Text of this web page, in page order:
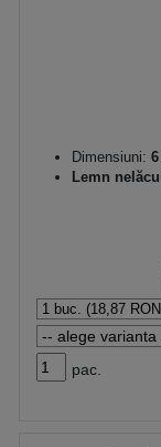
Dimensiuni:
Lemn
pac.